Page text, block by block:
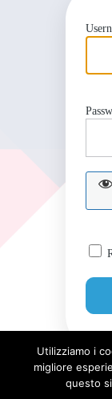
Utilizziamo i
migliore
questo